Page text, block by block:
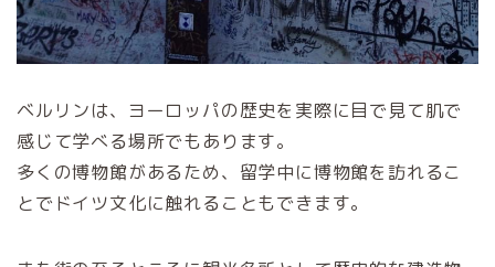
ベルリンは、ヨーロッパの歴史を実際に目で見て肌で
感じて学べる場所でもあります。
多くの博物館があるため、留学中に博物館を訪れるこ
とでドイツ文化に触れることもできます。